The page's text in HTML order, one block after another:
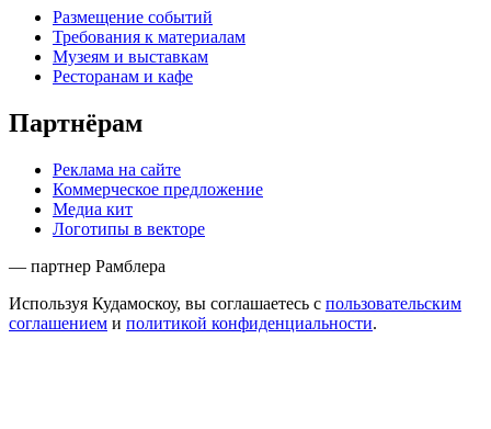
Размещение событий
Требования к материалам
Музеям и выставкам
Ресторанам и кафе
Партнёрам
Реклама на сайте
Коммерческое предложение
Медиа кит
Логотипы в векторе
— партнер Рамблера
Используя Кудамоскоу, вы соглашаетесь с пользовательским
соглашением и политикой конфиденциальности.